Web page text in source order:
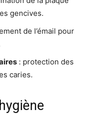
gencives.
de l’émail pour
: protection des
caries.